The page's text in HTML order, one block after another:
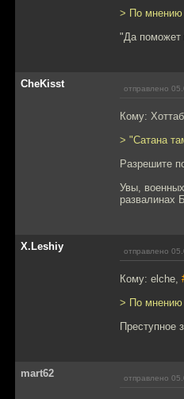
> По мнению
"Да поможет
CheKisst отправлено
Кому:
> "Сатана
Разрешите
Увы,
развалинах
X.Leshiy отправлено
Кому: elche,
> По мнению
Преступное
mart62 отправлено